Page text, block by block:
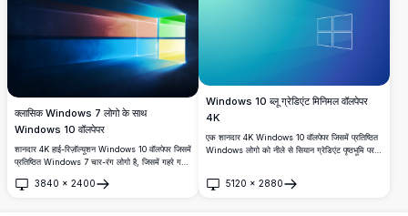
क्लासिक Windows 7 लोगो के साथ
Windows 10 वॉलपेपर
शानदार 4K हाई-रिज़ॉल्यूशन Windows 10 वॉलपेपर जिसमें
प्रतिष्ठित Windows 7 चार-रंग लोगो है, जिसमें गहरे गहरे
पीले पैनल से प्रकाश किरणें निकलती हैं।
3840 × 2400
खोलें
Windows 10 ब्लू ग्रेडिएंट मिनिमल वॉलपेपर
4K
एक शानदार 4K Windows 10 वॉलपेपर जिसमें प्रतिष्ठित
Windows लोगो को नीले से सियान ग्रेडिएंट पृष्ठभूमि पर
एकदम सही है।
5120 × 2880
खोलें